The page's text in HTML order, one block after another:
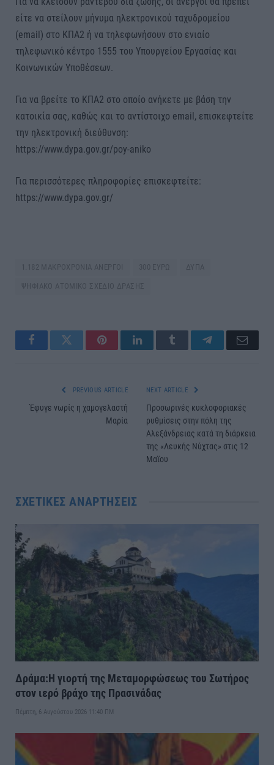
είτε να στείλουν μήνυμα ηλεκτρονικού ταχυδρομείου
(email) στο ΚΠΑ2 ή να τηλεφωνήσουν στο ενιαίο
τηλεφωνικό κέντρο 1555 του Υπουργείου Εργασίας και
Κοινωνικών Υποθέσεων.
Για να βρείτε το ΚΠΑ2 στο οποίο ανήκετε με βάση την
κατοικία σας, καθώς και το αντίστοιχο email, επισκεφτείτε
την ηλεκτρονική διεύθυνση:
https://www.dypa.gov.gr/poy-aniko
Για περισσότερες πληροφορίες επισκεφτείτε:
https://www.dypa.gov.gr/
1.182 ΜΑΚΡΟΧΡΟΝΙΑ ΑΝΕΡΓΟΙ 300 ΕΥΡΩ ΔΥΠΑ
ΨΗΦΙΑΚΟ ΑΤΟΜΙΚΟ ΣΧΕΔΙΟ ΔΡΑΣΗΣ
FacebookTwitter PinterestLinkedInTumblr TelegramEmail
PREVIOUS ARTICLE
Έφυγε νωρίς η χαμογελαστή
Μαρία
NEXT ARTICLE
Προσωρινές κυκλοφοριακές
ρυθμίσεις στην πόλη της
Αλεξάνδρειας κατά τη διάρκεια
της «Λευκής Νύχτας» στις 12
Μαϊου
ΣΧΕΤΙΚΈΣ ΑΝΑΡΤΉΣΕΙΣ
Δράμα:Η γιορτή της Μεταμορφώσεως του Σωτήρος
στον ιερό βράχο της Πρασινάδας
Πέμπτη, 6 Αυγούστου 2026 11:40 ΠΜ